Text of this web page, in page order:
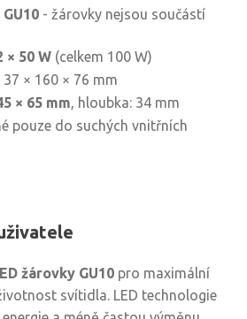
- žárovky nejsou součástí
× 50 W (celkem 100 W)
37 × 160 × 76 mm
× 65 mm, hloubka: 34 mm
pouze do suchých vnitřních
žárovky GU10 pro maximální
svítidla. LED technologie